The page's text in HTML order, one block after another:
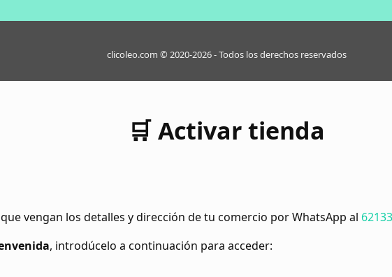
clicoleo.com © 2020-2026 - Todos los derechos reservados
🛒 Activar tienda
vengan los detalles y dirección de tu comercio por WhatsApp al
, introdúcelo a continuación para acceder: